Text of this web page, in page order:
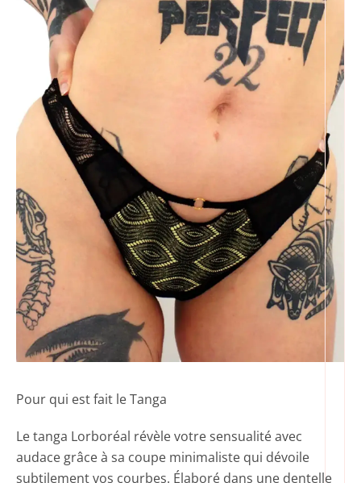
Pour qui est fait le Tanga
Le tanga Lorboréal révèle votre sensualité avec
audace grâce à sa coupe minimaliste qui dévoile
subtilement vos courbes. Élaboré dans une dentelle